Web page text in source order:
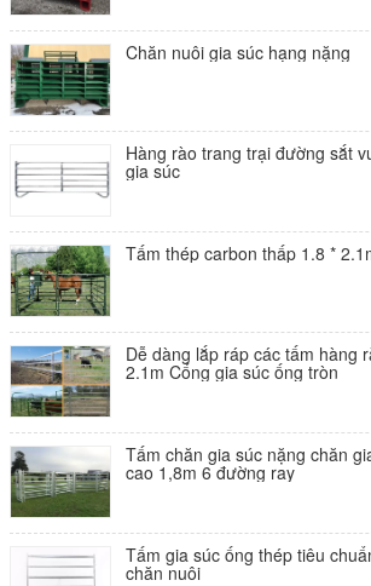
Chăn nuôi gia súc hạng nặng
Hàng rào trang trại đường sắt
gia súc
Tấm thép carbon thấp 1.8 *
Dễ dàng lắp ráp các tấm hàng
2.1m Cổng gia súc ống tròn
Tấm chăn gia súc nặng chăn
cao 1,8m 6 đường ray
Tấm gia súc ống thép tiêu
chăn nuôi